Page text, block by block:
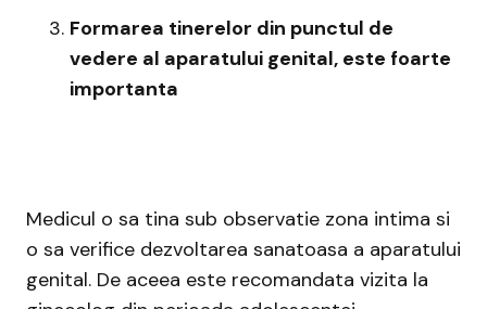
Formarea tinerelor din punctul de
vedere al aparatului genital, este foarte
importanta
Medicul o sa tina sub observatie zona intima si
o sa verifice dezvoltarea sanatoasa a aparatului
genital. De aceea este recomandata vizita la